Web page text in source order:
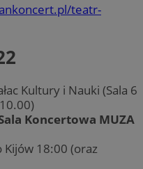
teatr-
Kultury i Nauki (Sala 6
Koncertowa MUZA
18:00 (oraz